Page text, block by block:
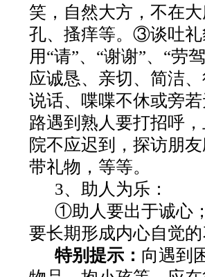
笑，自然大方，不在
孔、搔痒等。③谈吐礼
用“请”、“谢谢”、“劳
应诚恳、亲切、简洁
说话、喋喋不休或旁
路遇到熟人要打招呼
院不应迟到，探访朋
带礼物，等等。
3、助人为乐：
①助人要出于诚心
要长期形成内心自觉
特别提示： 向遇到